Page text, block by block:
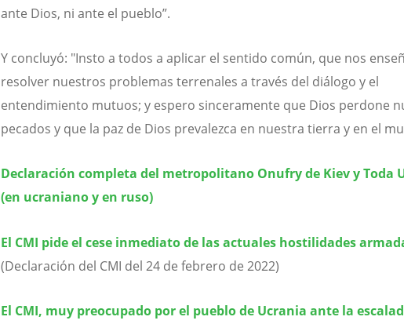
ante Dios, ni ante el pueblo”.
Y concluyó: "Insto a todos a aplicar el sentido común, que nos
resolver nuestros problemas terrenales a través del diálogo y el
entendimiento mutuos; y espero sinceramente que Dios perdone
pecados y que la paz de Dios prevalezca en nuestra tierra y en el
Declaración completa del metropolitano Onufry de Kiev y Toda
(en ucraniano y en ruso)
El CMI pide el cese inmediato de las actuales hostilidades
(Declaración del CMI del 24 de febrero de 2022)
El CMI, muy preocupado por el pueblo de Ucrania ante la